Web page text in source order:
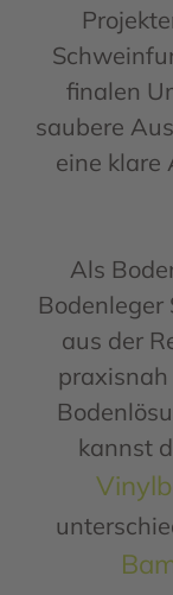
finalen
saubere
eine klare
Als
aus der
kannst